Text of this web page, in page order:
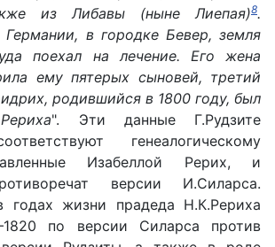
из Либавы (ныне Лиепая)8.
в городке Бевер, земля
поехал на лечение. Его жена
ему пятерых сыновей, третий
родившийся в 1800 году, был
". Эти данные Г.Рудзите
генеалогическому
Изабеллой Рерих, и
версии И.Силарса.
годах жизни прадеда Н.К.Рериха
по версии Силарса против